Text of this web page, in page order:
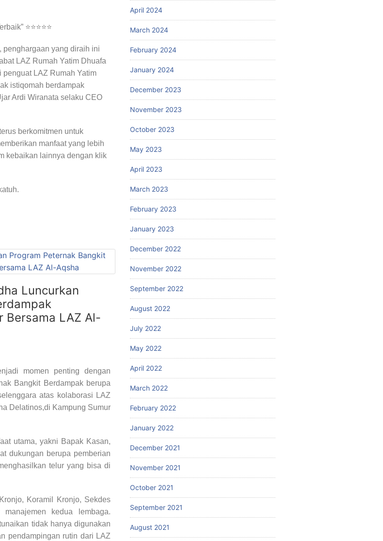
⭐⭐⭐⭐⭐
penghargaan yang diraih ini
LAZ Rumah Yatim Dhuafa
LAZ Rumah Yatim
istiqomah berdampak
Ardi Wiranata selaku CEO
berkomitmen untuk
manfaat yang lebih
kebaikan lainnya dengan klik
Luncurkan
Bersama LAZ Al-
momen penting dengan
Bangkit Berdampak berupa
atas kolaborasi LAZ
Delatinos,di Kampung Sumur
utama, yakni Bapak Kasan,
dukungan berupa pemberian
telur yang bisa di
Koramil Kronjo, Sekdes
kedua lembaga.
tidak hanya digunakan
pendampingan rutin dari LAZ
April 2024
March 2024
February 2024
January 2024
December 2023
November 2023
October 2023
May 2023
April 2023
March 2023
February 2023
January 2023
December 2022
November 2022
September 2022
August 2022
July 2022
May 2022
April 2022
March 2022
February 2022
January 2022
December 2021
November 2021
October 2021
September 2021
August 2021